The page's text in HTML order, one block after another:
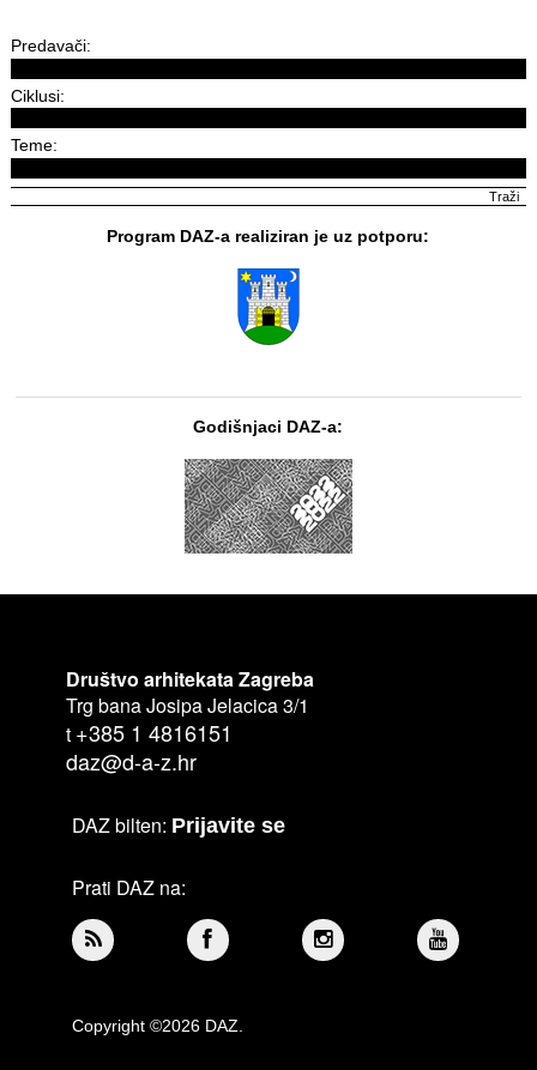
Predavači:
Ciklusi:
Teme:
Program DAZ-a realiziran je uz potporu:
Godišnjaci DAZ-a:
Društvo arhitekata Zagreba
Trg bana Josipa Jelacica 3/1
t +385 1 4816151
daz@d-a-z.hr
DAZ bilten: Prijavite se
Prati DAZ na:
Copyright ©2026 DAZ.